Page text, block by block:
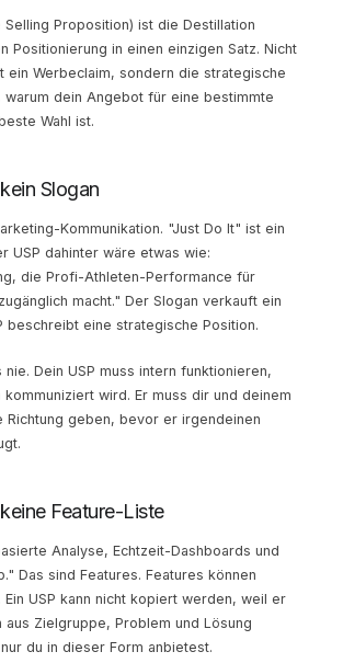
Selling Proposition) ist die Destillation
Positionierung in einen einzigen Satz. Nicht
ein Werbeclaim, sondern die strategische
warum dein Angebot für eine bestimmte
Wahl ist.
Slogan
Kommunikation. "Just Do It" ist ein
USP dahinter wäre etwas wie:
die Profi-Athleten-Performance für
macht." Der Slogan verkauft ein
beschreibt eine strategische Position.
Dein USP muss intern funktionieren,
wird. Er muss dir und deinem
Richtung geben, bevor er irgendeinen
Feature-Liste
Analyse, Echtzeit-Dashboards und
Das sind Features. Features können
USP kann nicht kopiert werden, weil er
aus Zielgruppe, Problem und Lösung
du in dieser Form anbietest.